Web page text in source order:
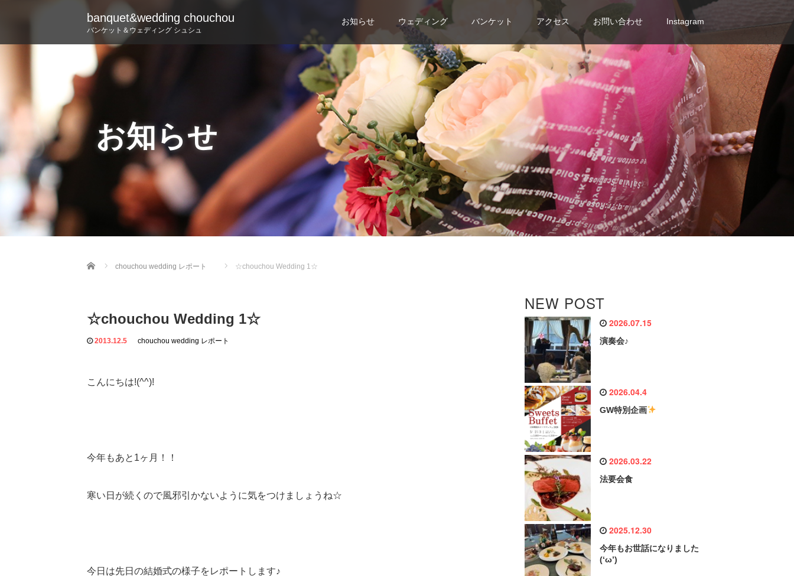
banquet&wedding chouchou
バンケット＆ウェディング シュシュ
お知らせ ウェディング バンケット アクセス お問い合わせ Instagram
お知らせ
Home chouchou wedding レポート ☆chouchou Wedding 1☆
☆chouchou Wedding 1☆
2013.12.5 chouchou wedding レポート
こんにちは!(^^)!
今年もあと1ヶ月！！
寒い日が続くので風邪引かないように気をつけましょうね☆
今日は先日の結婚式の様子をレポートします♪
NEW POST
2026.07.15
演奏会♪
2026.04.4
GW特別企画
2026.03.22
法要会食
2025.12.30
今年もお世話になりました
(‘ω’)